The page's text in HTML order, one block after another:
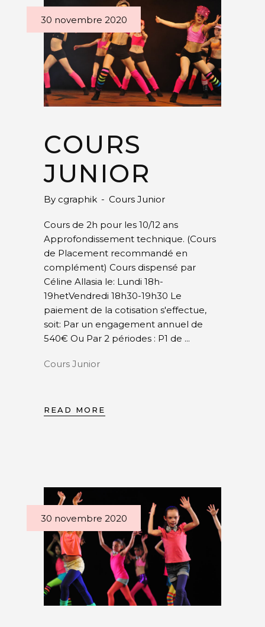
30 novembre 2020
COURS
JUNIOR
By cgraphik Cours Junior
Cours de 2h pour les 10/12 ans
Approfondissement technique. (Cours
de Placement recommandé en
complément) Cours dispensé par
Céline Allasia le: Lundi 18h-
19hetVendredi 18h30-19h30 Le
paiement de la cotisation s'effectue,
soit: Par un engagement annuel de
540€ Ou Par 2 périodes : P1 de
Cours Junior
READ MORE
30 novembre 2020